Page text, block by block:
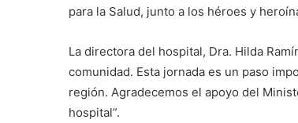
para la Salud, junto a los héroes y
La directora del hospital, Dra. Hilda
comunidad. Esta jornada es un paso
región. Agradecemos el apoyo del
hospital”.